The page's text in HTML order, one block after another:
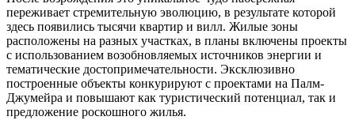
переживает стремительную эволюцию, в результате которой
здесь появились тысячи квартир и вилл. Жилые зоны
расположены на разных участках, в планы включены проекты
с использованием возобновляемых источников энергии и
тематические достопримечательности. Эксклюзивно
построенные объекты конкурируют с проектами на Палм-
Джумейра и повышают как туристический потенциал, так и
предложение роскошного жилья.